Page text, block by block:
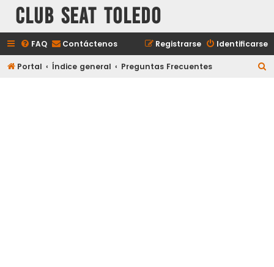
Club Seat Toledo
FAQ Contáctenos Identificarse
Registrarse
Portal Índice general Preguntas Frecuentes